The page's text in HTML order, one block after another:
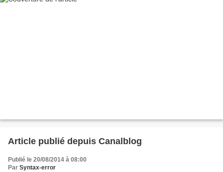
Article publié depuis Canalblog
Publié le 20/08/2014 à 08:00
Par Syntax-error